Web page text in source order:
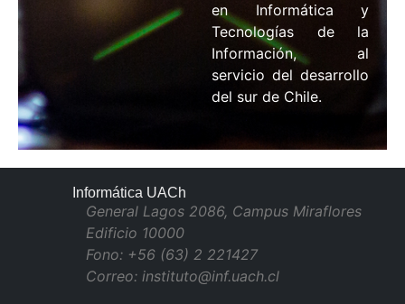
en Informática y
Tecnologías de la
Información, al
servicio del desarrollo
del sur de Chile.
Informática UACh
General Lagos 2086, Campus Miraflores
Edificio 10000
Fono: +56 (63) 2 221427
Correo: instituto@inf.uach.cl